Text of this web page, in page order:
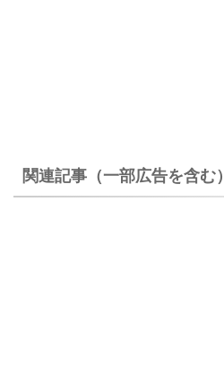
関連記事（一部広告を含む）